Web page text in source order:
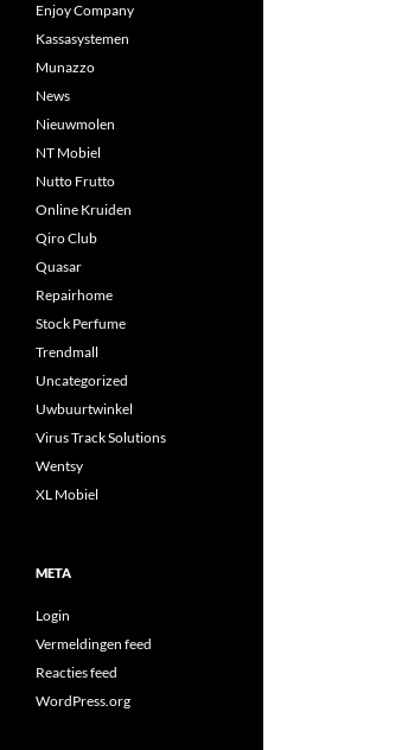
Enjoy Company
Kassasystemen
Munazzo
News
Nieuwmolen
NT Mobiel
Nutto Frutto
Online Kruiden
Qiro Club
Quasar
Repairhome
Stock Perfume
Trendmall
Uncategorized
Uwbuurtwinkel
Virus Track Solutions
Wentsy
XL Mobiel
META
Login
Vermeldingen feed
Reacties feed
WordPress.org